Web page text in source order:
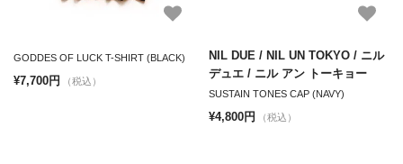
GODDES OF LUCK T-SHIRT (BLACK)
¥7,700円 （税込）
NIL DUE / NIL UN TOKYO / ニル
デュエ / ニル アン トーキョー
SUSTAIN TONES CAP (NAVY)
¥4,800円 （税込）